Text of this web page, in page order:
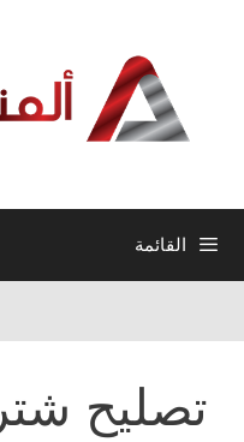
القائمة
تصليح شتر